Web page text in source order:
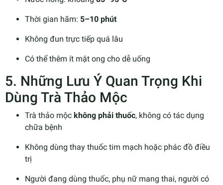
Thời gian hãm: 5–10 phút
Không đun trực tiếp quá lâu
Có thể thêm ít mật ong cho dễ uống
5. Những Lưu Ý Quan Trọng Khi
Dùng Trà Thảo Mộc
Trà thảo mộc không phải thuốc, không có tác dụng
chữa bệnh
Không dùng thay thuốc tim mạch hoặc phác đồ điều
trị
Người đang dùng thuốc, phụ nữ mang thai, người có